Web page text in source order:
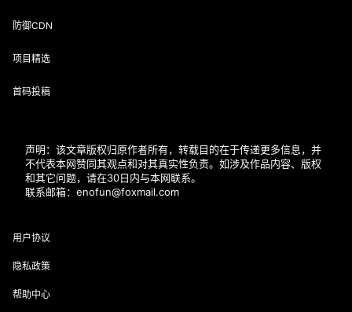
防御CDN
项目精选
首码投稿
声明：该文章版权归原作者所有，转载目的在于传递更多信息，并
不代表本网赞同其观点和对其真实性负责。如涉及作品内容、版权
和其它问题，请在30日内与本网联系。
联系邮箱：enofun@foxmail.com
用户协议
隐私政策
帮助中心